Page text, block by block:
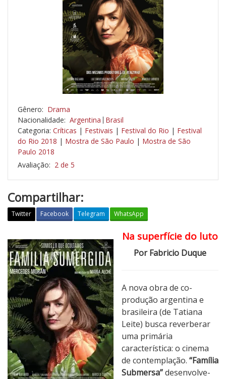
Gênero: Drama
Nacionalidade: Argentina Brasil
Categoria: Críticas | Festivais | Festival do Rio | Festival
do Rio 2018 | Mostra de São Paulo | Mostra de São
Paulo 2018
Avaliação: 2 de 5
Compartilhar:
Twitter Facebook Telegram WhatsApp
F
a
m
í
l
i
a
S
u
b
m
e
Na superfície do luto
Por Fabricio Duque
A nova obra de co-
produção argentina e
brasileira (de Tatiana
Leite) busca reverberar
uma primária
característica: o cinema
de contemplação. “Família
Submersa”desenvolve-